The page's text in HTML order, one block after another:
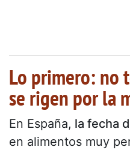
Lo primero: no
se rigen por la
En España, la fecha
en alimentos muy